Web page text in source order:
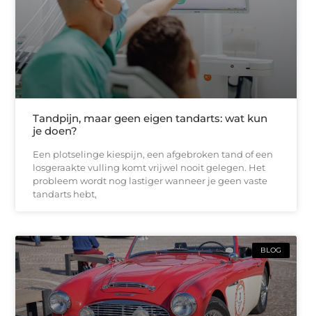
Tandpijn, maar geen eigen tandarts: wat kun
je doen?
Een plotselinge kiespijn, een afgebroken tand of een
losgeraakte vulling komt vrijwel nooit gelegen. Het
probleem wordt nog lastiger wanneer je geen vaste
tandarts hebt,
BLOG